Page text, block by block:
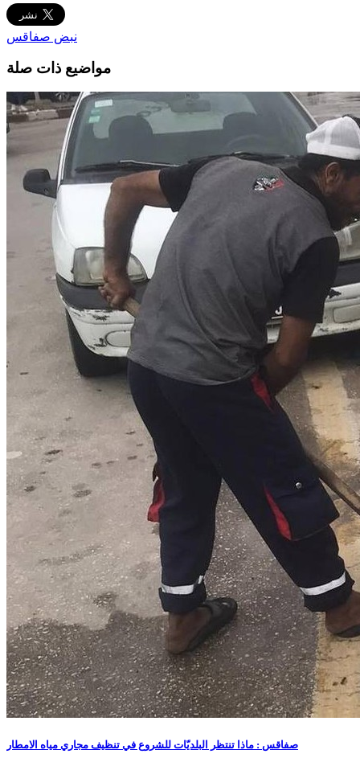
نبض صفاقس
مواضيع ذات صلة
صفاقس : ماذا تنتظر البلديّات للشروع في تنظيف مجاري مياه الامطار